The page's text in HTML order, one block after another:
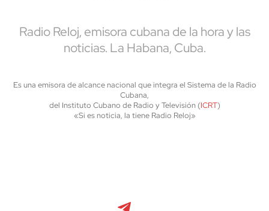
Radio Reloj, emisora cubana de la hora y las
noticias. La Habana, Cuba.
Es una emisora de alcance nacional que integra el Sistema de la Radio
Cubana,
del Instituto Cubano de Radio y Televisión (ICRT)
«Si es noticia, la tiene Radio Reloj»